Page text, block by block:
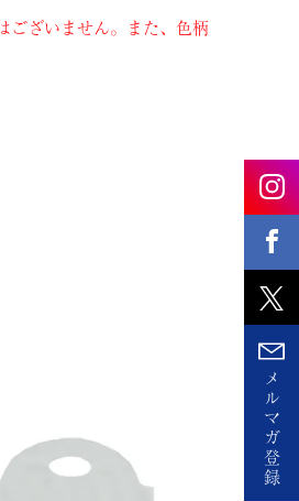
メ
ル
マ
ガ
登
録
ございません。また、色柄